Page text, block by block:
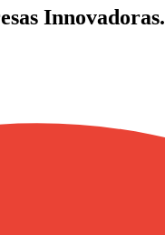
Innovadoras.